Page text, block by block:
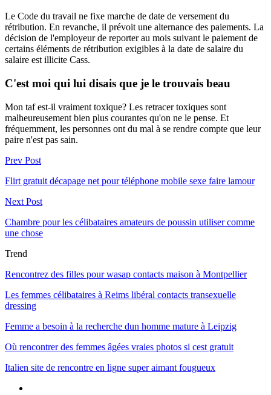
Le Code du travail ne fixe marche de date de versement du
rétribution. En revanche, il prévoit une alternance des paiements. La
décision de l'employeur de reporter au mois suivant le paiement de
certains éléments de rétribution exigibles à la date de salaire du
salaire est illicite Cass.
C'est moi qui lui disais que je le trouvais beau
Mon taf est-il vraiment toxique? Les retracer toxiques sont
malheureusement bien plus courantes qu'on ne le pense. Et
fréquemment, les personnes ont du mal à se rendre compte que leur
paire n'est pas sain.
Prev Post
Flirt gratuit décapage net pour téléphone mobile sexe faire lamour
Next Post
Chambre pour les célibataires amateurs de poussin utiliser comme
une chose
Trend
Rencontrez des filles pour wasap contacts maison à Montpellier
Les femmes célibataires à Reims libéral contacts transexuelle
dressing
Femme a besoin à la recherche dun homme mature à Leipzig
Où rencontrer des femmes âgées vraies photos si cest gratuit
Italien site de rencontre en ligne super aimant fougueux